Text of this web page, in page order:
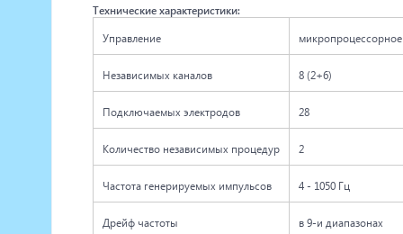
Технические характеристики:
Управление микропроцессорное
Независимых каналов 8 (2+6)
Подключаемых электродов 28
Количество независимых процедур 2
Частота генерируемых импульсов 4 - 1050 Гц
Дрейф частоты в 9-и диапазонах